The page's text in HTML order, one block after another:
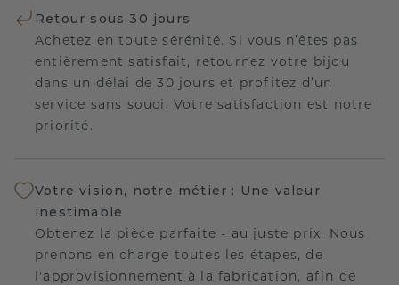
Retour sous 30 jours
Achetez en toute sérénité. Si vous n’êtes pas
entièrement satisfait, retournez votre bijou
dans un délai de 30 jours et profitez d’un
service sans souci. Votre satisfaction est notre
priorité.
Votre vision, notre métier : Une valeur
inestimable
Obtenez la pièce parfaite - au juste prix. Nous
prenons en charge toutes les étapes, de
l'approvisionnement à la fabrication, afin de